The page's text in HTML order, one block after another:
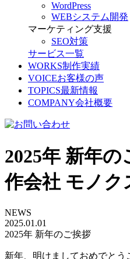
WordPress
WEBシステム開発
マーケティング支援
SEO対策
サービス一覧
WORKS制作実績
VOICEお客様の声
TOPICS最新情報
COMPANY会社概要
2025年 新年の
作会社 モノク
NEWS
2025.01.01
2025年 新年のご挨拶
新年、明けましておめでとう